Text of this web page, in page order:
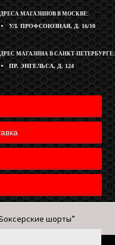
МАГАЗИНОВ В МОСКВЕ:
УЛ. ПРОФСОЮЗНАЯ, Д. 16/10
МАГАЗИНА В САНКТ-ПЕТЕРБУРГЕ:
ПР. ЭНГЕЛЬСА, Д. 124
шорты”